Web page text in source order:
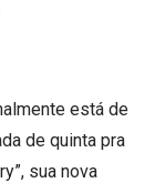
está de
de quinta pra
sua nova